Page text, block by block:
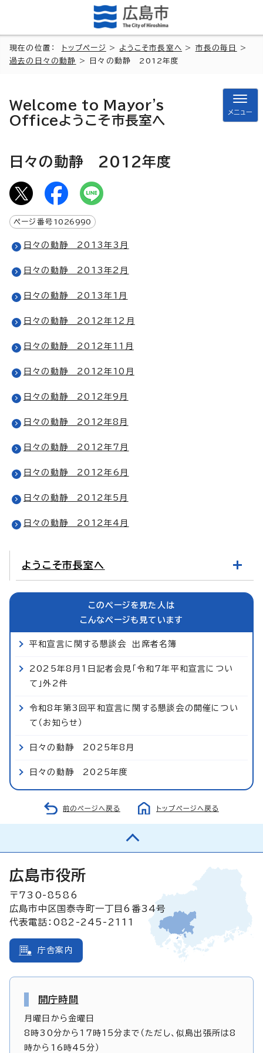
現在の位置： トップページ > ようこそ市長室へ > 市長の毎日
>
過去の日々の動静
> 日々の動静 2012年度
Welcome to Mayor's
Officeようこそ市長室へ
メニュー
日々の動静 2012年度
ページ番号 1026990
日々の動静 2013年3月
日々の動静 2013年2月
日々の動静 2013年1月
日々の動静 2012年12月
日々の動静 2012年11月
日々の動静 2012年10月
日々の動静 2012年9月
日々の動静 2012年8月
日々の動静 2012年7月
日々の動静 2012年6月
日々の動静 2012年5月
日々の動静 2012年4月
ようこそ市長室へ
このページを見た人は
こんなページも見ています
平和宣言に関する懇談会 出席者名簿
2025年8月1日記者会見「令和7年平和宣言につい
て」外2件
令和8年第3回平和宣言に関する懇談会の開催につい
て（お知らせ）
日々の動静 2025年8月
日々の動静 2025年度
前のページへ戻る トップページへ戻る
広島市役所
〒730-8586
広島市中区国泰寺町一丁目6番34号
代表電話：082-245-2111
庁舎案内
開庁時間
月曜日から金曜日
8時30分から17時15分まで（ただし、似島出張所は8
時から16時45分）